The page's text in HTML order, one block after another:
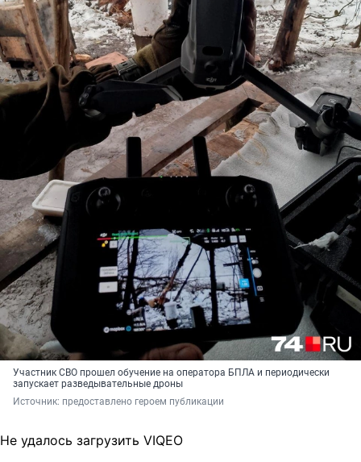
Участник СВО прошел обучение на оператора БПЛА и периодически
запускает разведывательные дроны
Источник: предоставлено героем публикации
Не удалось загрузить VIQEO